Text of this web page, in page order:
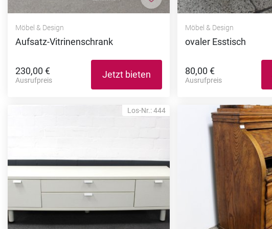
Zur Merkliste hinzufügen
Möbel & Design
Aufsatz-Vitrinenschrank
230,00 €
Ausrufpreis
Jetzt bieten
Möbel & Design
ovaler Esstisch
80,00 €
Ausrufpreis
Los-Nr.: 444